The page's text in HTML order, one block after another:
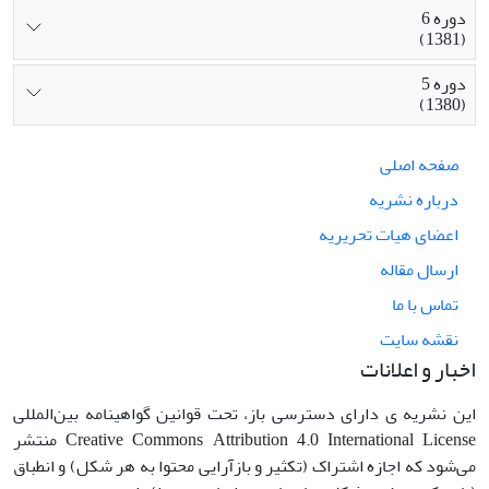
دوره 6
(1381)
دوره 5
(1380)
صفحه اصلی
درباره نشریه
اعضای هیات تحریریه
ارسال مقاله
تماس با ما
نقشه سایت
اخبار و اعلانات
این نشریه ی دارای دسترسی باز، تحت قوانین گواهینامه بین‌المللی
Creative Commons Attribution 4.0 International License منتشر
می‌شود که اجازه اشتراک (تکثیر و بازآرایی محتوا به هر شکل) و انطباق